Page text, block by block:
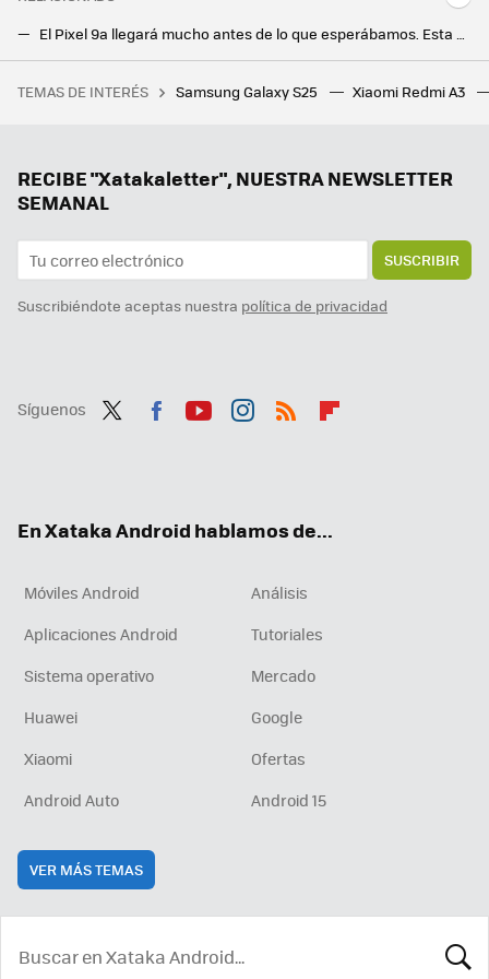
Motorola Moto G64 5G: una batería enorme y pantalla a 120 Hz a muy buen precio
La debacle demográfica en Europa, expuesta en este mapa con un invitado engañoso: Mónaco
TEMAS DE INTERÉS Samsung Galaxy S25 Xiaomi Redmi A3
RECIBE "Xatakaletter", NUESTRA NEWSLETTER
SEMANAL
SUSCRIBIR
Suscribiéndote aceptas nuestra política de privacidad
Síguenos
En Xataka Android hablamos de...
Móviles Android
Análisis
Aplicaciones Android
Tutoriales
Sistema operativo
Mercado
Huawei
Google
Xiaomi
Ofertas
Android Auto
Android 15
VER MÁS TEMAS